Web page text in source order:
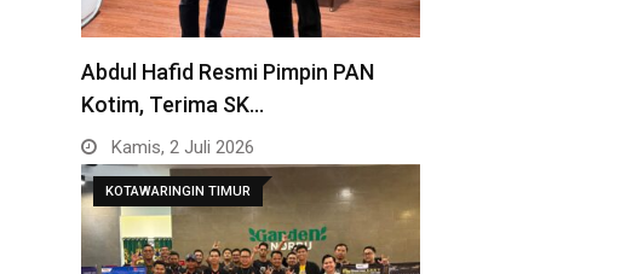
Abdul Hafid Resmi Pimpin PAN
Kotim, Terima SK…
Kamis, 2 Juli 2026
KOTAWARINGIN TIMUR